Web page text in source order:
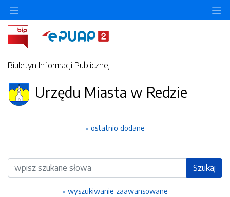
Biuletyn Informacji Publicznej
Urzędu Miasta w Redzie
ostatnio dodane
Wyszukiwarka Szukaj
wyszukiwanie zaawansowane